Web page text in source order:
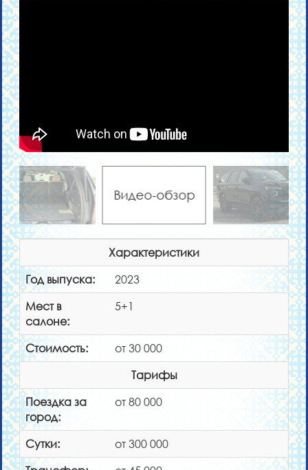
Видео-обзор
Характеристики
Год выпуска:
2023
Мест в
салоне:
5+1
Стоимость:
от 30 000
Тарифы
Поездка за
город:
от 80 000
Сутки:
от 300 000